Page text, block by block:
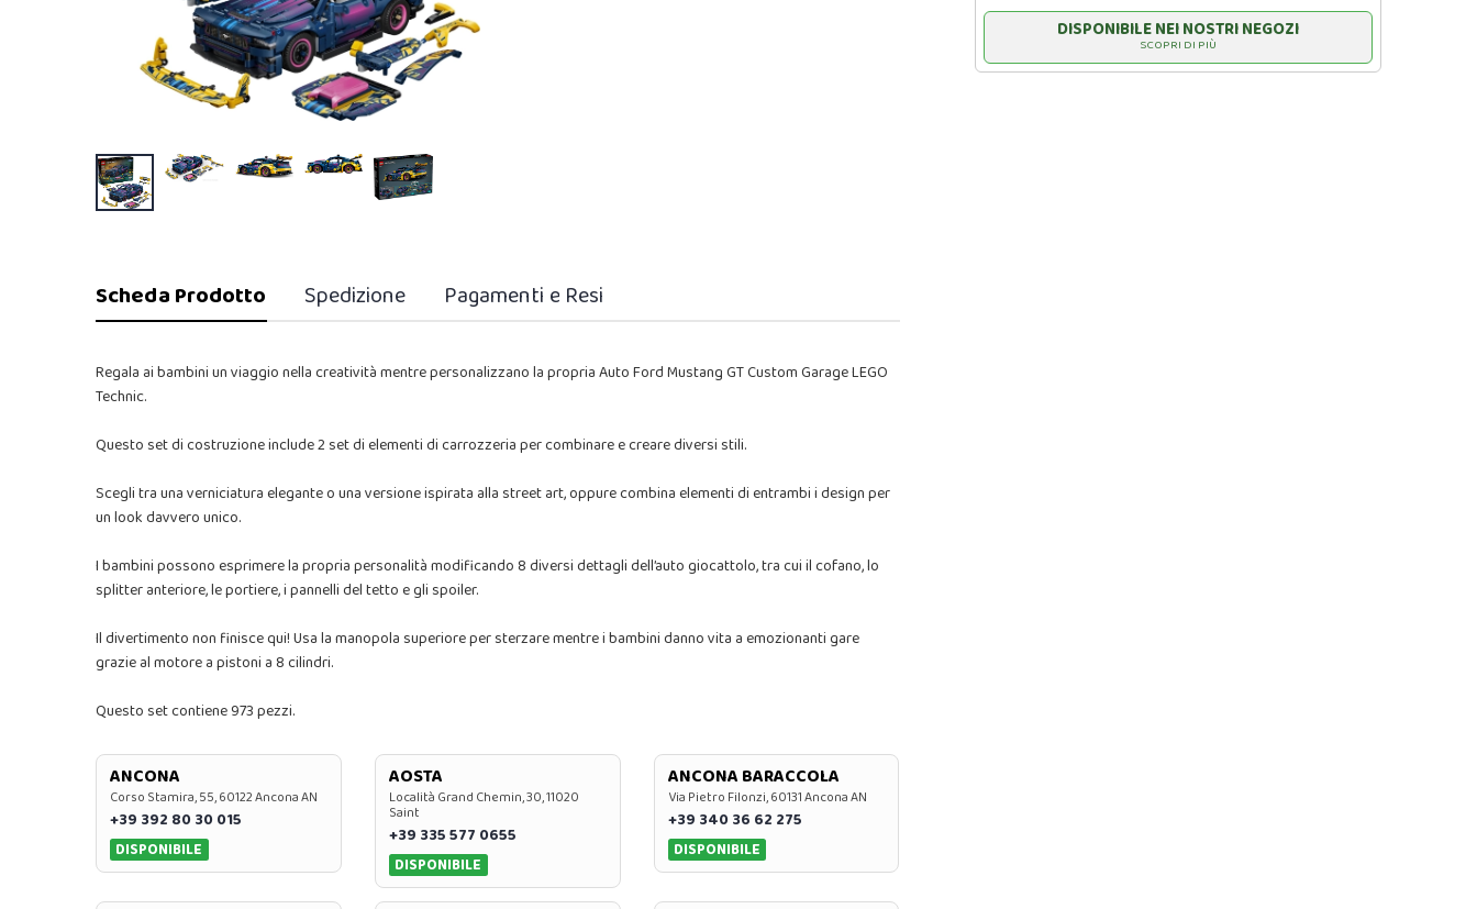
DISPONIBILE NEI NOSTRI NEGOZI
SCOPRI DI PIÙ
Scheda Prodotto Spedizione Pagamenti e Resi
Regala ai bambini un viaggio nella creatività mentre personalizzano la propria Auto Ford Mustang GT Custom Garage LEGO
Technic.
Questo set di costruzione include 2 set di elementi di carrozzeria per combinare e creare diversi stili.
Scegli tra una verniciatura elegante o una versione ispirata alla street art, oppure combina elementi di entrambi i design per
un look davvero unico.
I bambini possono esprimere la propria personalità modificando 8 diversi dettagli dell’auto giocattolo, tra cui il cofano, lo
splitter anteriore, le portiere, i pannelli del tetto e gli spoiler.
Il divertimento non finisce qui! Usa la manopola superiore per sterzare mentre i bambini danno vita a emozionanti gare
grazie al motore a pistoni a 8 cilindri.
Questo set contiene 973 pezzi.
ANCONA
Corso Stamira, 55, 60122 Ancona AN
+39 392 80 30 015
DISPONIBILE
AOSTA
Località Grand Chemin, 30, 11020
Saint
+39 335 577 0655
DISPONIBILE
ANCONA BARACCOLA
Via Pietro Filonzi, 60131 Ancona AN
+39 340 36 62 275
DISPONIBILE